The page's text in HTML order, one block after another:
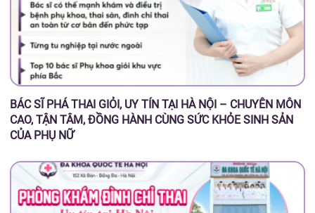
BÁC SĨ PHÁ THAI GIỎI, UY TÍN TẠI HÀ NỘI – CHUYÊN MÔN
CAO, TẬN TÂM, ĐỒNG HÀNH CÙNG SỨC KHỎE SINH SẢN
CỦA PHỤ NỮ